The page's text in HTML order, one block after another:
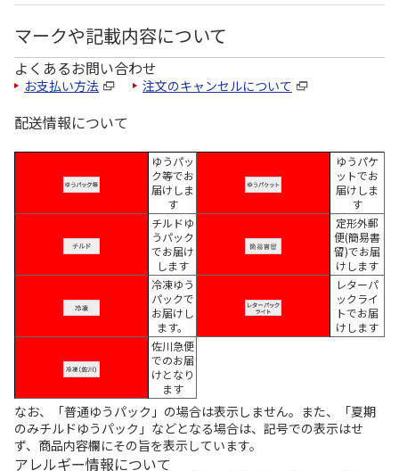
マークや記載内容について
よくあるお問い合わせ
お支払い方法 注文のキャンセルについて
配送情報について
ゆうパッ
ク等でお
届けしま
す
ゆうパケ
ットでお
届けしま
す
チルドゆ
うパック
でお届け
します
定形外郵
便(簡易書
留)でお届
けします
冷凍ゆう
パックで
お届けし
ます。
レターパ
ックライ
トでお届
けします
佐川急便
でのお届
けとなり
ます
なお、「普通ゆうパック」の場合は表示しません。また、「夏期
のみチルドゆうパック」などとなる場合は、記号での表示はせ
ず、商品内容欄にその旨を表示しています。
アレルギー情報について